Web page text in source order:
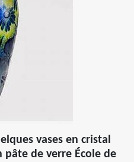
vases en cristal
de verre École de